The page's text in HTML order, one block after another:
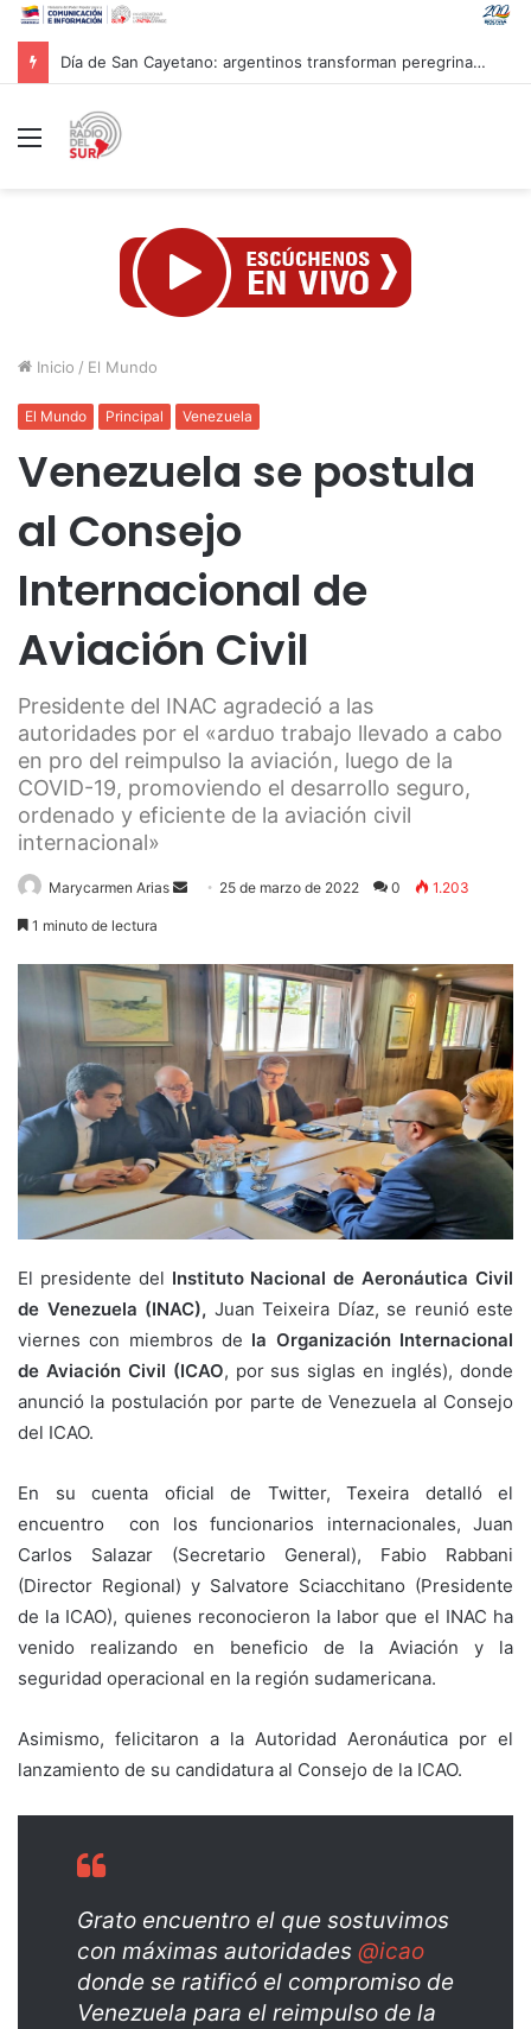
Delcy Rodríguez insta a gobernadores y alcaldes crear Casas de los Abuelos en cada municipio
Menú
Inicio / El Mundo
El Mundo Principal Venezuela
Venezuela se postula
al Consejo
Internacional de
Aviación Civil
Presidente del INAC agradeció a las
autoridades por el «arduo trabajo llevado a cabo
en pro del reimpulso la aviación, luego de la
COVID-19, promoviendo el desarrollo seguro,
ordenado y eficiente de la aviación civil
internacional»
Marycarmen Arias
Send 25 de marzo de 2022 0 1.203
1 minuto de lectura
El presidente del Instituto Nacional de Aeronáutica Civil
de Venezuela (INAC), Juan Teixeira Díaz, se reunió este
viernes con miembros de la Organización Internacional
de Aviación Civil (ICAO, por sus siglas en inglés), donde
anunció la postulación por parte de Venezuela al Consejo
del ICAO.
En su cuenta oficial de Twitter, Texeira detalló el
encuentro con los funcionarios internacionales, Juan
Carlos Salazar (Secretario General), Fabio Rabbani
(Director Regional) y Salvatore Sciacchitano (Presidente
de la ICAO), quienes reconocieron la labor que el INAC ha
venido realizando en beneficio de la Aviación y la
seguridad operacional en la región sudamericana.
Asimismo, felicitaron a la Autoridad Aeronáutica por el
lanzamiento de su candidatura al Consejo de la ICAO.
Grato encuentro el que sostuvimos
con máximas autoridades @icao
donde se ratificó el compromiso de
Venezuela para el reimpulso de la